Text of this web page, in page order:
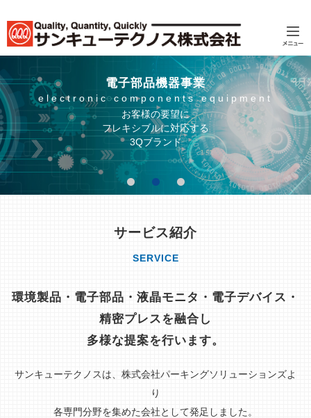
environment
電子部品機器事業
electronic components equipment
お客様の要望に
フレキシブルに対応する
3Qブランド
precion press
サービス紹介
SERVICE
環境製品・電子部品・液晶モニタ・電子デバイス・
精密プレスを融合し
多様な提案を行います。
サンキューテクノスは、株式会社パーキングソリューションズよ
り
各専門分野を集めた会社として発足しました。